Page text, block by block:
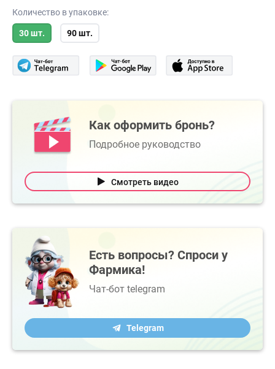
Количество в упаковке:
30 шт. 90 шт.
Как оформить бронь?
Подробное руководство
Смотреть видео
Есть вопросы? Спроси у
Фармика!
Чат-бот telegram
Telegram